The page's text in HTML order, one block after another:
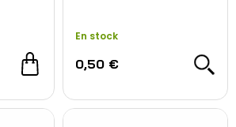
En stock
0,50 €